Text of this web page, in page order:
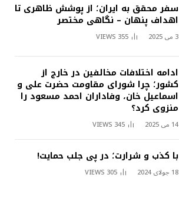
سفر محقق به ایران؛ از پوشش ظاهری تا
اهداف پنهان – نگاهی مختصر
3 می 2025 355
VIEWS
ادامه اختلافات مخالفین در خارج از
کشور؛ چرا شورای مقاومت حضرت علی و
اسماعیل خان، وفاداران احمد مسعود را
منزوی کرد؟
14 می 2025 345
VIEWS
با کذب و شرارت؛ در پی جلب حمایت!
18 جولای 2024 305
VIEWS